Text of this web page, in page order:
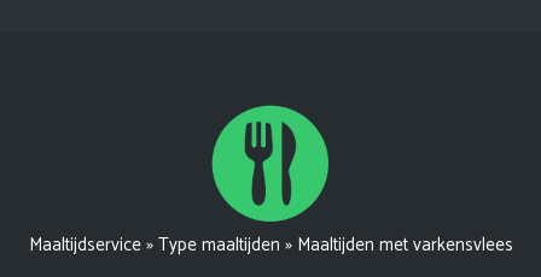
Maaltijdservice»Type maaltijden » Maaltijden met varkensvlees